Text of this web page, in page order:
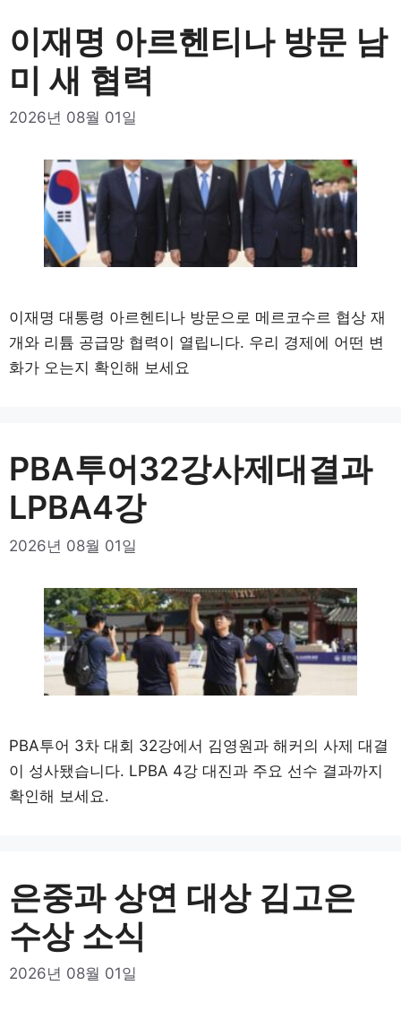
이재명 아르헨티나 방문 남
미 새 협력
2026년 08월 01일
이재명 대통령 아르헨티나 방문으로 메르코수르 협상 재
개와 리튬 공급망 협력이 열립니다. 우리 경제에 어떤 변
화가 오는지 확인해 보세요
PBA투어32강사제대결과
LPBA4강
2026년 08월 01일
PBA투어 3차 대회 32강에서 김영원과 해커의 사제 대결
이 성사됐습니다. LPBA 4강 대진과 주요 선수 결과까지
확인해 보세요.
은중과 상연 대상 김고은
수상 소식
2026년 08월 01일